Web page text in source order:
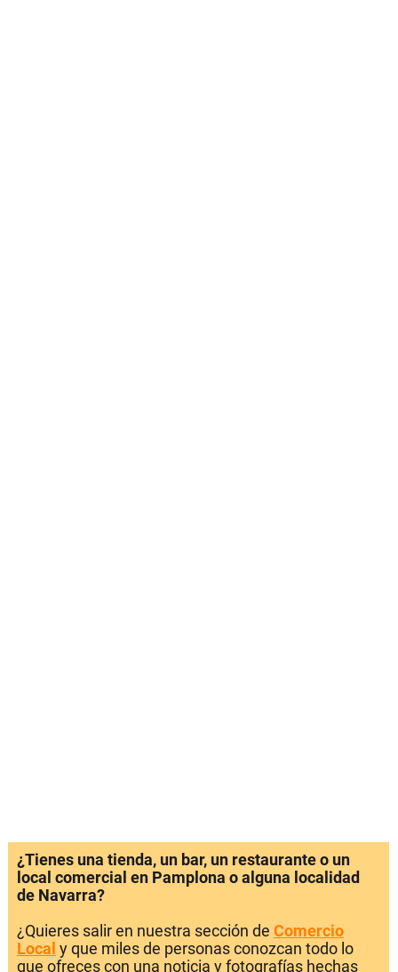
¿Tienes una tienda, un bar, un restaurante o un
local comercial en Pamplona o alguna localidad
de Navarra?
¿Quieres salir en nuestra sección de Comercio
Local y que miles de personas conozcan todo lo
que ofreces con una noticia y fotografías hechas